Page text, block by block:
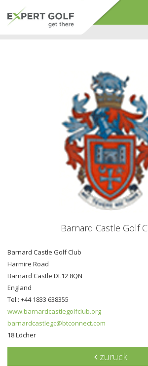
Barnard Castle Golf
Barnard Castle Golf Club
Harmire Road
Barnard Castle DL12 8QN
England
Tel.: +44 1833 638355
www.barnardcastlegolfclub.org
barnardcastlegc@btconnect.com
18 Löcher
zurück